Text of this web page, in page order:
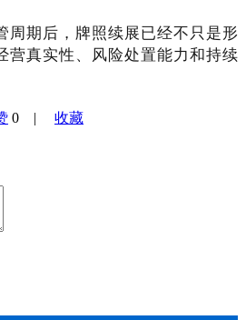
周期后，牌照续展已经不只是形
营真实性、风险处置能力和持续
0 | 收藏